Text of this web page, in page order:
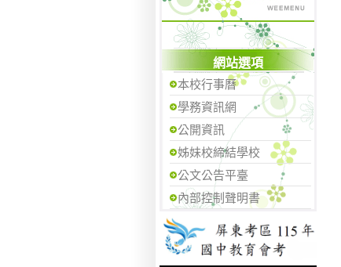
網站選項
本校行事曆
學務資訊網
公開資訊
姊妹校締結學校
公文公告平臺
內部控制聲明書